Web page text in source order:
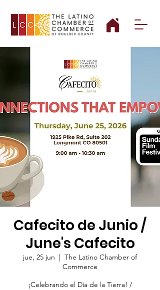
Cafecito de Junio /
June's Cafecito
jue, 25 jun
  |
The Latino Chamber of
Commerce
¡Celebrando el Día de la Tierra! /